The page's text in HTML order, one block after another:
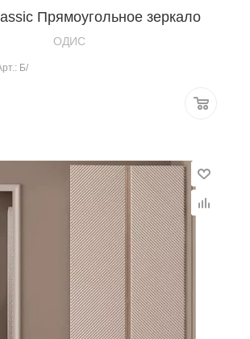
Прямоугольное зеркало
OДИС
Б/